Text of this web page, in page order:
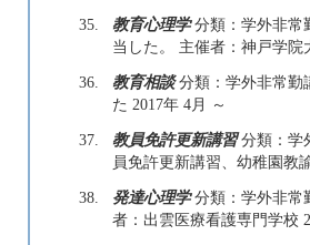
35.
教育心理学分類：学外非常
当した。 主催者：神戸学院
36.
教育相談分類：学外非常勤
た 2017年 4月 ～
37.
教員免許更新講習分類：学
員免許更新講習、幼稚園教
38.
発達心理学分類：学外非常
者：出雲医療看護専門学校